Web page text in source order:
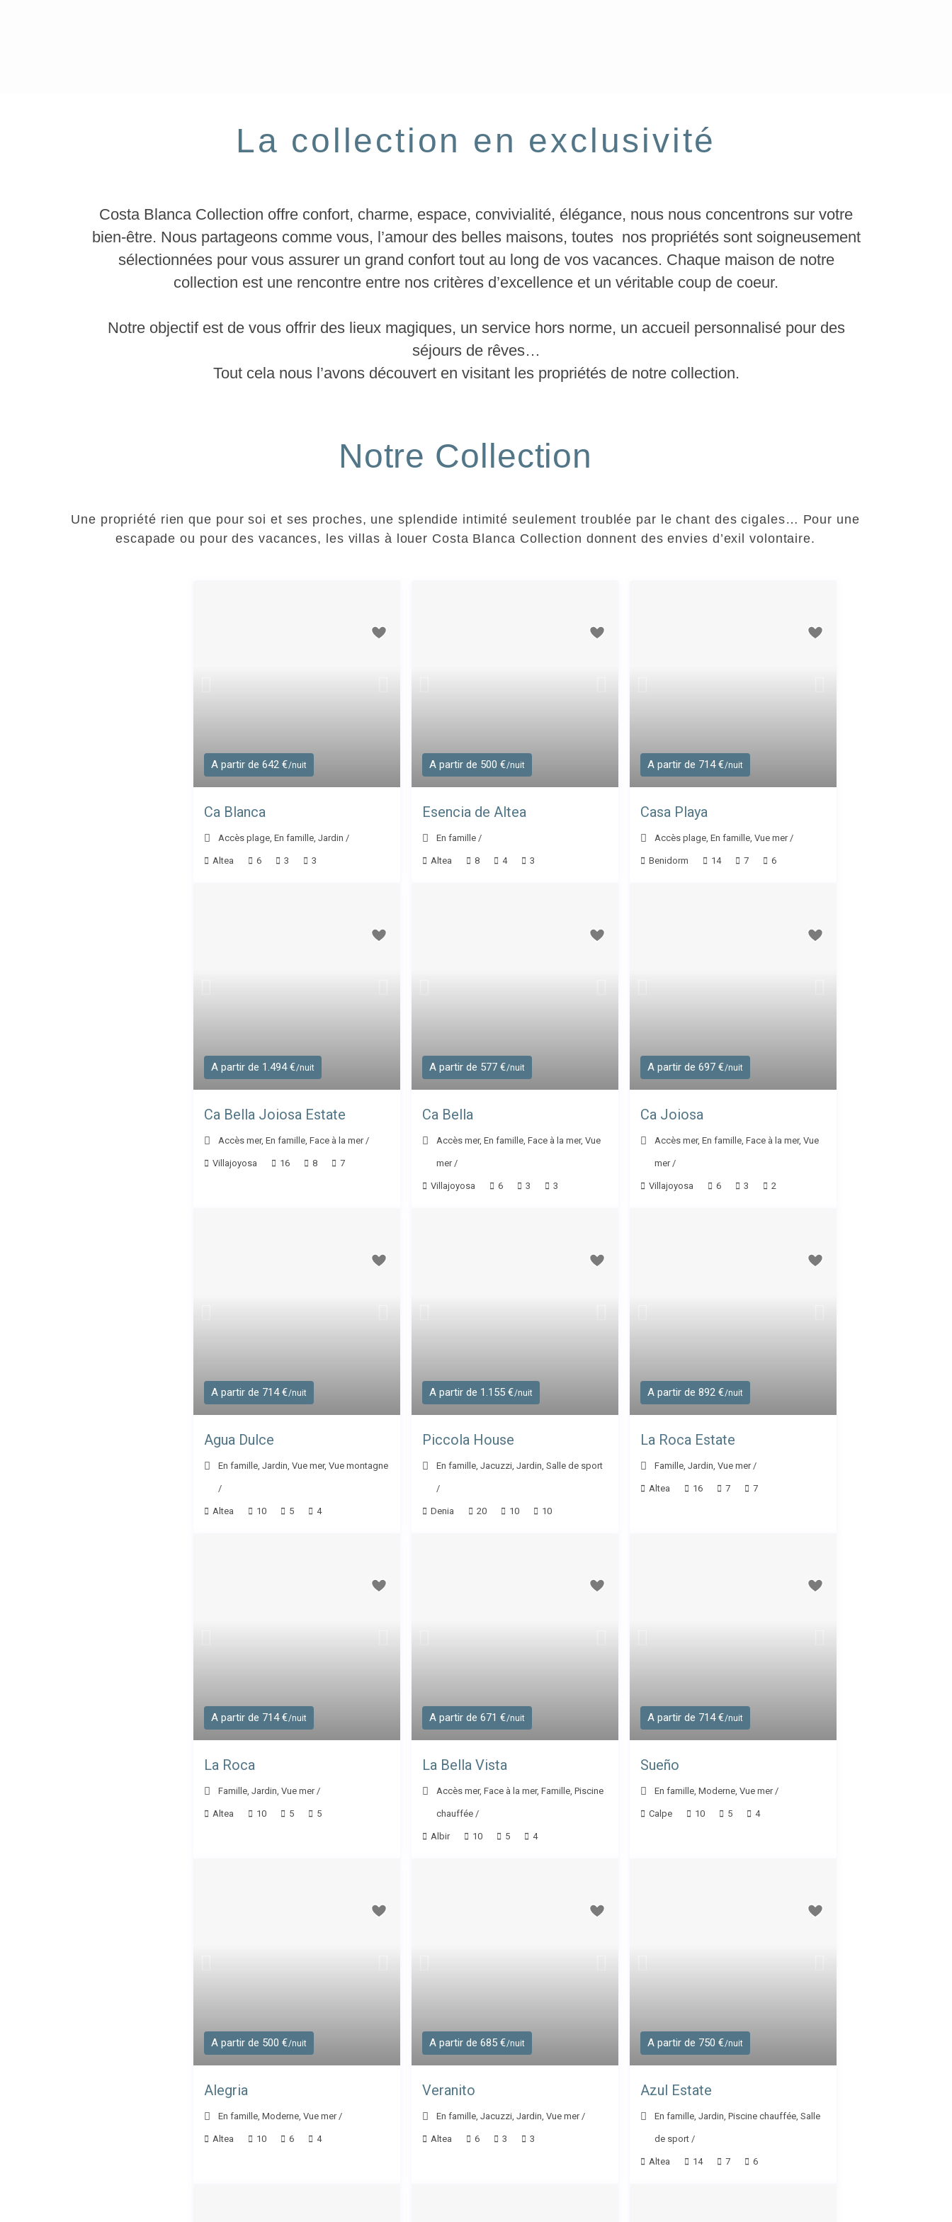
La collection en exclusivité
Costa Blanca Collection offre confort, charme, espace, convivialité, élégance, nous nous concentrons sur votre
bien-être. Nous partageons comme vous, l’amour des belles maisons, toutes nos propriétés sont soigneusement
sélectionnées pour vous assurer un grand confort tout au long de vos vacances. Chaque maison de notre
collection est une rencontre entre nos critères d’excellence et un véritable coup de coeur.
Notre objectif est de vous offrir des lieux magiques, un service hors norme, un accueil personnalisé pour des
séjours de rêves…
Tout cela nous l’avons découvert en visitant les propriétés de notre collection.
Notre Collection
Une propriété rien que pour soi et ses proches, une splendide intimité seulement troublée par le chant des cigales… Pour une
escapade ou pour des vacances, les villas à louer Costa Blanca Collection donnent des envies d’exil volontaire.
A partir de 642 €/nuit
Ca Blanca
Accès plage, En famille, Jardin /
Altea 6 3 3
A partir de 500 €/nuit
Esencia de Altea
En famille/
Altea 8 4 3
A partir de 714 €/nuit
Casa Playa
Accès plage, En famille, Vue mer/
Benidorm 14 7 6
A partir de 1.494 €/nuit
Ca Bella Joiosa Estate
Accès mer, En famille, Face à la mer/
Villajoyosa 16 8 7
A partir de 577 €/nuit
Ca Bella
Accès mer, En famille, Face à la mer, Vue
mer/
Villajoyosa 6 3 3
A partir de 697 €/nuit
Ca Joiosa
Accès mer, En famille, Face à la mer, Vue
mer/
Villajoyosa 6 3 2
A partir de 714 €/nuit
Agua Dulce
En famille, Jardin, Vue mer, Vue montagne
/
Altea 10 5 4
A partir de 1.155 €/nuit
Piccola House
En famille, Jacuzzi, Jardin, Salle de sport
/
Denia 20 10 10
A partir de 892 €/nuit
La Roca Estate
Famille, Jardin, Vue mer/
Altea 16 7 7
A partir de 714 €/nuit
La Roca
Famille, Jardin, Vue mer/
Altea 10 5 5
A partir de 671 €/nuit
La Bella Vista
Accès mer, Face à la mer, Famille, Piscine
chauffée/
Albir 10 5 4
A partir de 714 €/nuit
Sueño
En famille, Moderne, Vue mer/
Calpe 10 5 4
A partir de 500 €/nuit
Alegria
En famille, Moderne, Vue mer/
Altea 10 6 4
A partir de 685 €/nuit
Veranito
En famille, Jacuzzi, Jardin, Vue mer/
Altea 6 3 3
A partir de 750 €/nuit
Azul Estate
En famille, Jardin, Piscine chauffée, Salle
de sport/
Altea 14 7 6